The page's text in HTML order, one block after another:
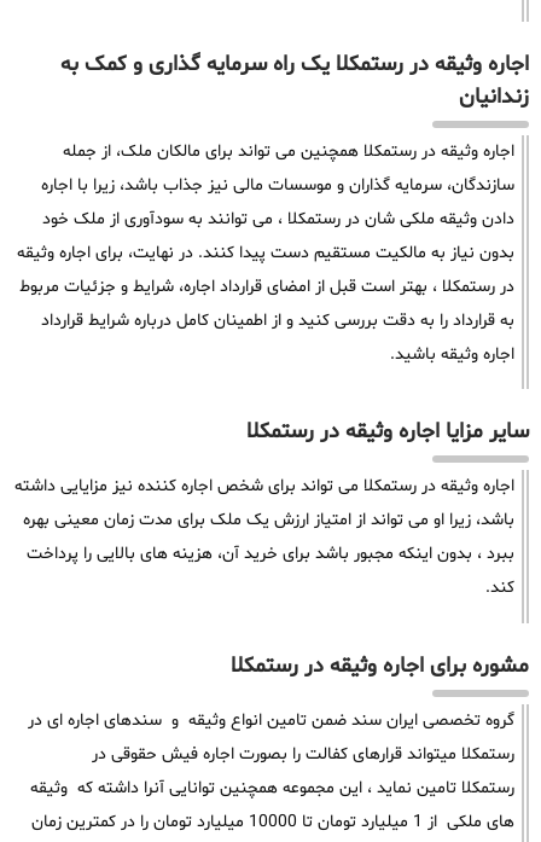
اجاره وثیقه در رستمکلا یک راه سرمایه گذاری و کمک به
زندانیان
اجاره وثیقه در رستمکلا همچنین می تواند برای مالکان ملک، از جمله
سازندگان، سرمایه گذاران و موسسات مالی نیز جذاب باشد، زیرا با اجاره
دادن وثیقه ملکی شان در رستمکلا ، می توانند به سودآوری از ملک خود
بدون نیاز به مالکیت مستقیم دست پیدا کنند. در نهایت، برای اجاره وثیقه
در رستمکلا ، بهتر است قبل از امضای قرارداد اجاره، شرایط و جزئیات مربوط
به قرارداد را به دقت بررسی کنید و از اطمینان کامل درباره شرایط قرارداد
اجاره وثیقه باشید.
سایر مزایا اجاره وثیقه در رستمکلا
اجاره وثیقه در رستمکلا می تواند برای شخص اجاره کننده نیز مزایایی داشته
باشد، زیرا او می تواند از امتیاز ارزش یک ملک برای مدت زمان معینی بهره
ببرد ، بدون اینکه مجبور باشد برای خرید آن، هزینه های بالایی را پرداخت
کند.
مشوره برای اجاره وثیقه در رستمکلا
گروه تخصصی ایران سند ضمن تامین انواع وثیقه و سندهای اجاره ای در
رستمکلا میتواند قرارهای کفالت را بصورت اجاره فیش حقوقی در
رستمکلا تامین نماید ، این مجموعه همچنین توانایی آنرا داشته که وثیقه
های ملکی از 1 میلیارد تومان تا 10000 میلیارد تومان را در کمترین زمان